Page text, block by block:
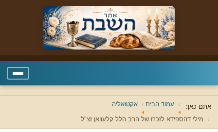
אתם כאן: עמוד הבית אקטואליה
מילי דהספידא לזכרו של הרב הלל קלעוואן זצ"ל